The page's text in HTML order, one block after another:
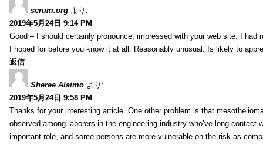
scrum.org より:
2019年5月24日 9:14 PM
Good – I should certainly pronounce, impressed with your web site. I
I hoped for before you know it at all. Reasonably unusual. Is likely to
返信
Sheree Alaimo より:
2019年5月24日 9:58 PM
Thanks for your interesting article. One other problem is that
observed among laborers in the engineering industry who’ve long
important role, and some persons are more vulnerable on the risk as